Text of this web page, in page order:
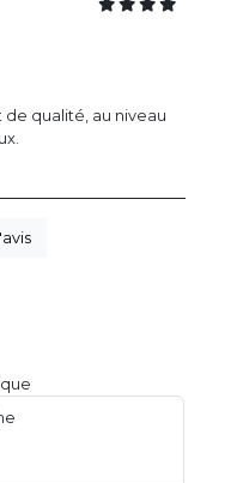
qualité, au niveau